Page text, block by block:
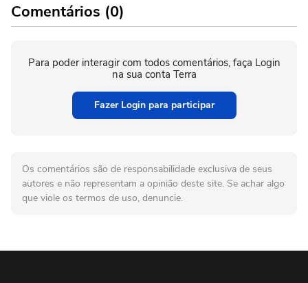
Comentários (0)
Para poder interagir com todos comentários, faça Login
na sua conta Terra
Fazer Login para participar
Os comentários são de responsabilidade exclusiva de seus
autores e não representam a opinião deste site. Se achar algo
que viole os termos de uso, denuncie.